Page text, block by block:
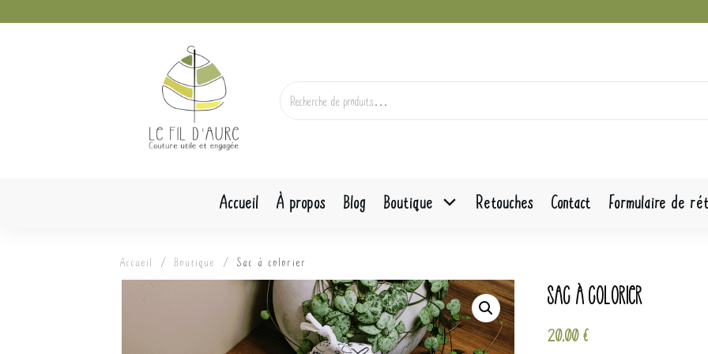
pour :
Accueil À propos Blog Boutique
Pour les petits
Retouches Contact Formulaire de
Accueil / Boutique / Sac à colorier
Sac à colorier
20.00 €